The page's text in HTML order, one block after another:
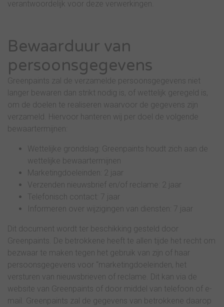
verantwoordelijk voor deze verwerkingen.
Bewaarduur van
persoonsgegevens
Greenpaints zal de verzamelde persoonsgegevens niet
langer bewaren dan strikt nodig is, of wettelijk geregeld is,
om de doelen te realiseren waarvoor de gegevens zijn
verzameld. Hiervoor hanteren wij per doel de volgende
bewaartermijnen:
Wettelijke grondslag: Greenpaints houdt zich aan de
wettelijke bewaartermijnen
Marketingdoeleinden: 2 jaar
Verzenden nieuwsbrief en/of reclame: 2 jaar
Telefonisch contact: 7 jaar
Informeren over wijzigingen van diensten: 7 jaar
Dit document wordt ter beschikking gesteld door
Greenpaints. De betrokkene heeft te allen tijde het recht om
bezwaar te maken tegen het gebruik van zijn of haar
persoonsgegevens voor “marketingdoeleinden, het
versturen van nieuwsbrieven of reclame. Dit kan via de
website van Greenpaints of door middel van telefoon of e-
mail. Greenpaints zal de gegevens van betrokkene daarop